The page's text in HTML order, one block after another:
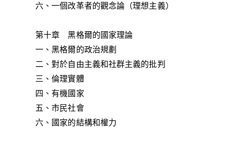
六、一個改革者的觀念論（理想主義）
第十章 黑格爾的國家理論
一、黑格爾的政治規劃
二、對於自由主義和社群主義的批判
三、倫理實體
四、有機國家
五、市民社會
六、國家的結構和權力